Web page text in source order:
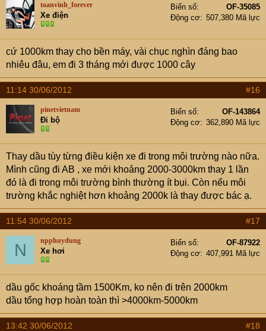
toanvinh_forever
Xe điện
Biển số
OF-35085
Động cơ
507,380 Mã lực
cứ 1000km thay cho bền máy, vài chục nghìn đáng bao
nhiêu đâu, em đi 3 tháng mới được 1000 cây
11:14 30/06/2012 #16
pinetvietnam
Đi bộ
Biển số
OF-143864
Động cơ
362,890 Mã lực
Thay dầu tùy từng điều kiện xe đi trong môi trường nào nữa.
Mình cũng đi AB , xe mới khoảng 2000-3000km thay 1 lần
đó là đi trong môi trường bình thường ít bụi. Còn nếu môi
trường khắc nghiệt hơn khoảng 2000k là thay được bác ạ.
11:54 30/06/2012 #17
N npphuydung
Xe hơi
Biển số
OF-87922
Động cơ
407,991 Mã lực
dầu gốc khoáng tầm 1500Km, ko nên đi trên 2000km
dầu tổng hợp hoàn toàn thì >4000km-5000km
13:42 30/06/2012 #18